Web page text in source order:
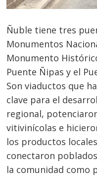
Ñuble tiene tres
Monumentos
Monumento
Puente Ñipas y el
Son viaductos que
clave para el
regional,
vitivinícolas e
los productos
conectaron
la comunidad como